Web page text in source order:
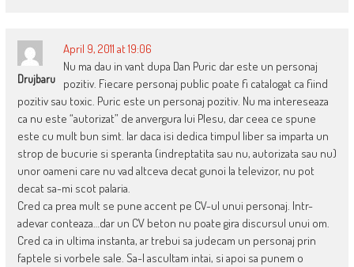
Drujbaru
April 9, 2011 at 19:06
Nu ma dau in vant dupa Dan Puric dar este un personaj
pozitiv. Fiecare personaj public poate fi catalogat ca fiind
pozitiv sau toxic. Puric este un personaj pozitiv. Nu ma intereseaza
ca nu este “autorizat” de anvergura lui Plesu, dar ceea ce spune
este cu mult bun simt. Iar daca isi dedica timpul liber sa imparta un
strop de bucurie si speranta (indreptatita sau nu, autorizata sau nu)
unor oameni care nu vad altceva decat gunoi la televizor, nu pot
decat sa-mi scot palaria.
Cred ca prea mult se pune accent pe CV-ul unui personaj. Intr-
adevar conteaza…dar un CV beton nu poate gira discursul unui om.
Cred ca in ultima instanta, ar trebui sa judecam un personaj prin
faptele si vorbele sale. Sa-l ascultam intai, si apoi sa punem o